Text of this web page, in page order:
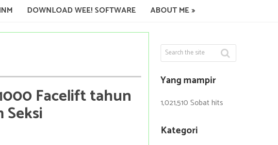
DOWNLOAD WEE! SOFTWARE ABOUT ME
Yang mampir
1,021,510 Sobat hits
Kategori
Facelift tahun
Seksi